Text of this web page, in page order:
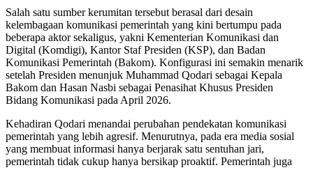
Salah satu sumber kerumitan tersebut berasal dari desain
kelembagaan komunikasi pemerintah yang kini bertumpu pada
beberapa aktor sekaligus, yakni Kementerian Komunikasi dan
Digital (Komdigi), Kantor Staf Presiden (KSP), dan Badan
Komunikasi Pemerintah (Bakom). Konfigurasi ini semakin menarik
setelah Presiden menunjuk Muhammad Qodari sebagai Kepala
Bakom dan Hasan Nasbi sebagai Penasihat Khusus Presiden
Bidang Komunikasi pada April 2026.
Kehadiran Qodari menandai perubahan pendekatan komunikasi
pemerintah yang lebih agresif. Menurutnya, pada era media sosial
yang membuat informasi hanya berjarak satu sentuhan jari,
pemerintah tidak cukup hanya bersikap proaktif. Pemerintah juga